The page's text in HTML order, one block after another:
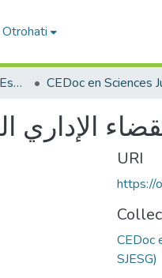
Université Abdelmalek Essaâdi - Tétouan
الإداري
URI
https://
CEDoc
SJESG)